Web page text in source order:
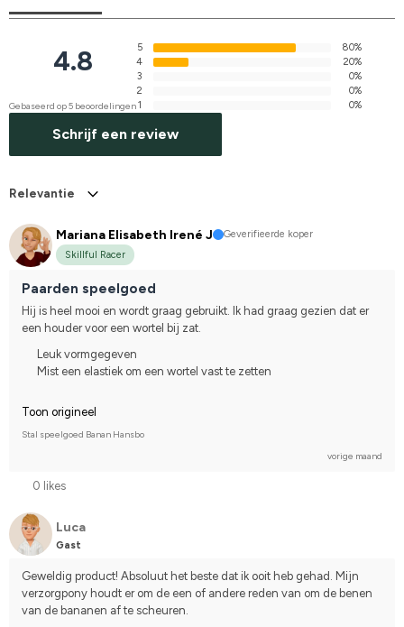
4.8
Gebaseerd op 5 beoordelingen
5
80%
4
20%
3
0%
2
0%
1
0%
Schrijf een review
Relevantie
Mariana Elisabeth Irené J
Geverifieerde koper
Skillful Racer
Paarden speelgoed
Hij is heel mooi en wordt graag gebruikt. Ik had graag gezien dat er
een houder voor een wortel bij zat.
Leuk vormgegeven
Mist een elastiek om een wortel vast te zetten
Toon origineel
Stal speelgoed Banan Hansbo
vorige maand
0 likes
Luca
Gast
Geweldig product! Absoluut het beste dat ik ooit heb gehad. Mijn
verzorgpony houdt er om de een of andere reden van om de benen
van de bananen af te scheuren.